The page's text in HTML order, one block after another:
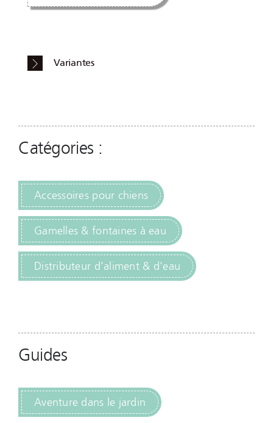
Variantes
Catégories :
Accessoires pour chiens
Gamelles & fontaines à eau
Distributeur d’aliment & d’eau
Guides
Aventure dans le jardin